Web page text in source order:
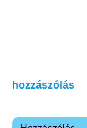
hozzászólás